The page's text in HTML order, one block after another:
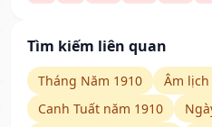
Tìm kiếm liên quan
Tháng Năm 1910
Âm
Canh Tuất năm 1910